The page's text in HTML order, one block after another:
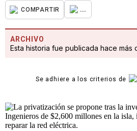
COMPARTIR ...
ARCHIVO
Esta historia fue publicada hace más
Se adhiere a los criterios de